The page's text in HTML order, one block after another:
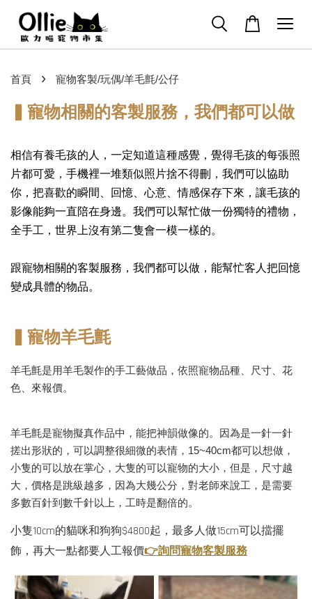
首頁 › 寵物客製/玩偶/羊毛氈/公仔
▍寵物相關的客製服務，我們都可以做
相信有養毛孩的人，一定知道這種感覺，覺得毛孩的每張照
片都可愛，手機裡一堆類似照片捨不得刪，我們可以協助
你，把喜歡的瞬間、回憶、心意、情感保存下來，讓毛孩的
影像能夠一直陪在身邊。 我們可以幫忙做一份獨特的禮物，
全手工，世界上沒有第二隻會一模一樣的。
跟寵物相關的客製服務，我們都可以做，能幫忙客人把回憶
變成具體的物品。
▍寵物羊毛氈
羊毛氈是用羊毛製作的手工藝做品，依照寵物品種、尺寸、花
色、來報價。
羊毛氈是寵物擬真作品中，能把神韻做像的。因為是一針一針
搓出形狀的，可以調整很細微的表情，15~40cm都可以想做，
小隻的可以放在掌心，大隻的可以寵物的大小，但是，尺寸越
大，價格是跳級越多，因為大幾公分，對老師來說工，是需要
多數百針到數千針以上，工時是翻倍的。
小隻10cm的貓咪和狗狗$4800起，最多人做15cm可以擋擺
飾 ，再大一點都要人工報價👉詢問寵物客製服務